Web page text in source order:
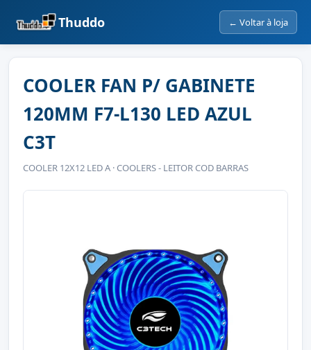
Thuddo ← Voltar à loja
COOLER FAN P/ GABINETE
120MM F7-L130 LED AZUL
C3T
COOLER 12X12 LED A · COOLERS - LEITOR COD BARRAS